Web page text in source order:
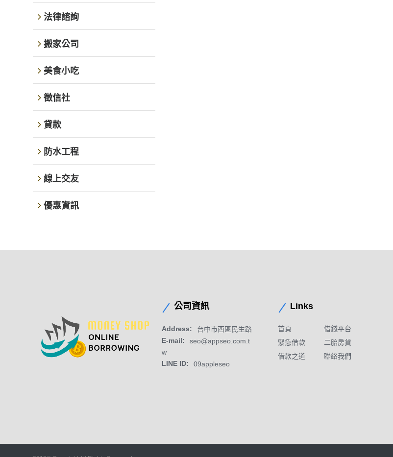
法律諮詢
搬家公司
美食小吃
徵信社
貸款
防水工程
線上交友
優惠資訊
公司資訊
Address:
台中市西區民生路
E-mail:
seo@appseo.com.t
w
LINE ID:
09appleseo
Links
首頁
借錢平台
緊急借款
二胎房貸
借款之道
聯絡我們